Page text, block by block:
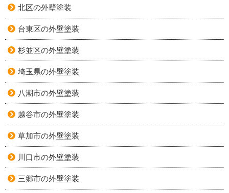
北区の外壁塗装
台東区の外壁塗装
杉並区の外壁塗装
埼玉県の外壁塗装
八潮市の外壁塗装
越谷市の外壁塗装
草加市の外壁塗装
川口市の外壁塗装
三郷市の外壁塗装